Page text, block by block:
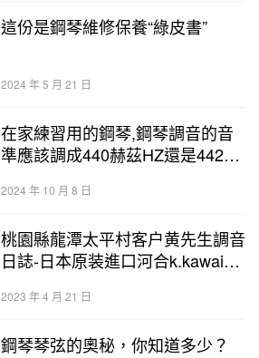
這份是鋼琴維修保養“綠皮書”
2024 年 5 月 21 日
在家練習用的鋼琴,鋼琴調音的音
準應該調成440赫茲HZ還是442赫
2024 年 10 月 8 日
桃園縣龍潭太平村客户黄先生調音
日誌-日本原装進口河合k.kawai中
2023 年 4 月 21 日
鋼琴琴弦的奧秘，你知道多少？